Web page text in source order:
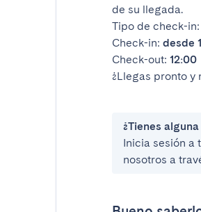
de su llegada.
Tipo de check-in:
Check-in: desde
Check-out: 12:00
¿Llegas pronto y
¿Tienes
Inicia sesión a
nosotros a